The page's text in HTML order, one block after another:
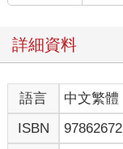
詳細資料
語言 中文繁體
ISBN